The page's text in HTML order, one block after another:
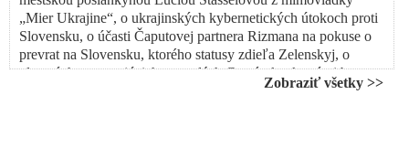
„Mier Ukrajine“, o ukrajinských kybernetických útokoch proti
Slovensku, o účasti Čaputovej partnera Rizmana na pokuse o
prevrat na Slovensku, ktorého statusy zdieľa Zelenskyj, o
platených protestujúcich a o radách Gruzínska, ktorými by sa
Zobraziť všetky >>